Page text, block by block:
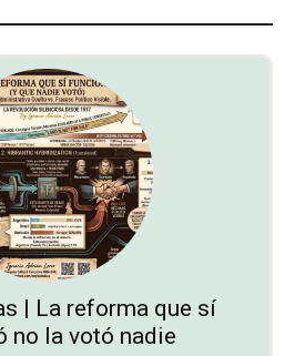
| La reforma que sí
no la votó nadie